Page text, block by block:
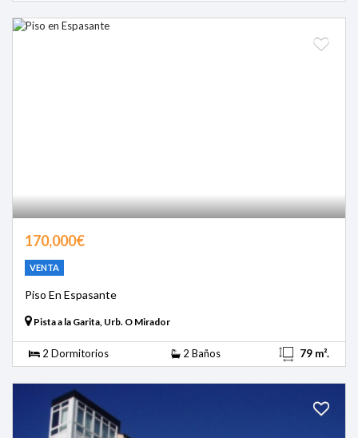
170,000€
VENTA
Piso En Espasante
Pista a la Garita, Urb. O Mirador
2 Dormitorios 2 Baños 79 m².